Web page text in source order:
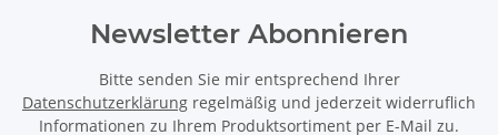
Newsletter Abonnieren
Bitte senden Sie mir entsprechend Ihrer
Datenschutzerklärung regelmäßig und jederzeit widerruflich
Informationen zu Ihrem Produktsortiment per E-Mail zu.